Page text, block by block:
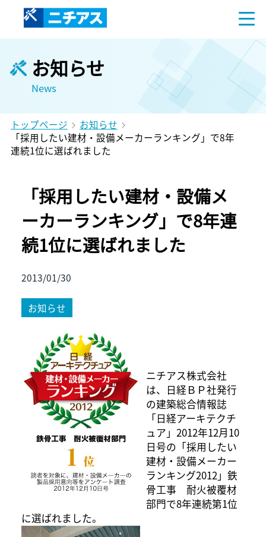
お知らせ
News
トップページ
お知らせ
「採用したい建材・設備メーカーランキング」で8年
連続1位に選ばれました
「採用したい建材・設備メ
ーカーランキング」で8年連
続1位に選ばれました
2013/01/30
お知らせ
ニチアス株式会社
は、日経ＢＰ社発行
の建築総合情報誌
「日経アーキテクチ
ュア」2012年12月10
日号の「採用したい
建材・設備メーカー
ランキング2012」鉄
骨工事 耐火被覆材
部門で8年連続第1位
に選ばれました。